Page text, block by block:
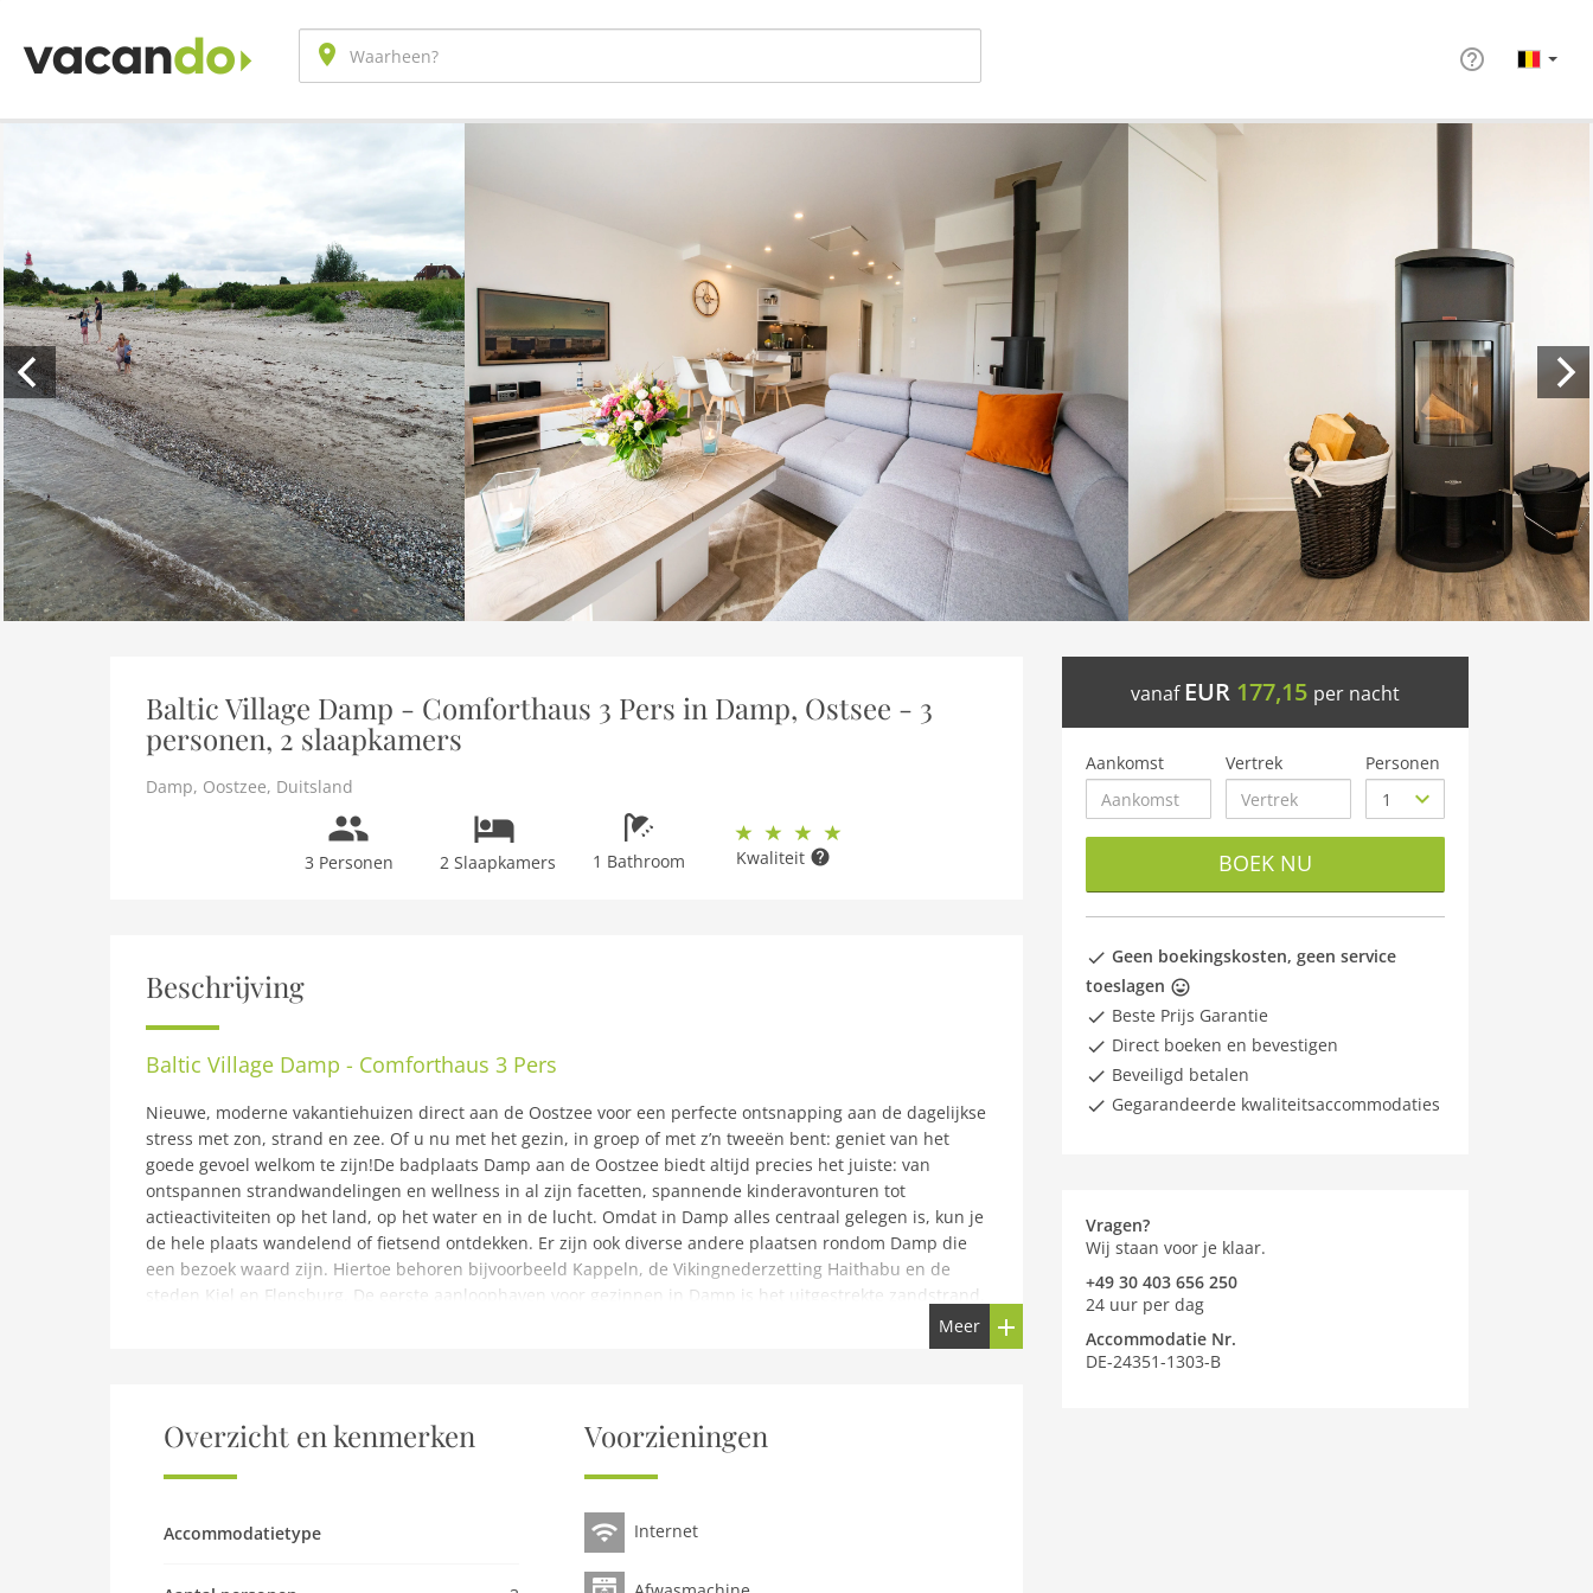
Baltic Village Damp - Comforthaus 3 Pers in Damp, Ostsee - 3
personen, 2 slaapkamers
Damp, Oostzee, Duitsland
3 Personen 2 Slaapkamers 1 Bathroom Kwaliteit
Beschrijving
Baltic Village Damp - Comforthaus 3 Pers
Nieuwe, moderne vakantiehuizen direct aan de Oostzee voor een perfecte ontsnapping aan de dagelijkse
stress met zon, strand en zee. Of u nu met het gezin, in groep of met z’n tweeën bent: geniet van het
goede gevoel welkom te zijn!De badplaats Damp aan de Oostzee biedt altijd precies het juiste: van
ontspannen strandwandelingen en wellness in al zijn facetten, spannende kinderavonturen tot
actieactiviteiten op het land, op het water en in de lucht. Omdat in Damp alles centraal gelegen is, kun je
de hele plaats wandelend of fietsend ontdekken. Er zijn ook diverse andere plaatsen rondom Damp die
een bezoek waard zijn. Hiertoe behoren bijvoorbeeld Kappeln, de Vikingnederzetting Haithabu en de
steden Kiel en Flensburg. De eerste aanloophaven voor gezinnen in Damp is het uitgestrekte zandstrand.
Hier kunnen de kinderen naar hartenlust in het zand graven en met de golven zwemmen, terwijl hun
ouders het zich gemakkelijk maken in het zand of in een strandstoel. Direct aan het strand bevindt zich
verveling geen probleem met binnen- en buitenzwembaden, glijbanen voor alle leeftijden en een
noorderlichtshow. Värmland – het eerste zweethutdorp in bikini en zwembroek in Duitsland – nodigt u
ook uit om te ontspannen in verschillende sauna's. Direct naast het ontdekkingsbad kunt u een “rustig
van verbruik, eindschoonmaak. Waspakketten en parkeerplaats vlakbij het vakantiehuis.Opvang voor
kinderen van 6 tot 12 jaar tijdens de schoolvakanties van 17.00 tot 20.00 uur (dinsdag, donderdag en
zaterdag).Belangrijke opmerking: Op aanvraag kan een hond worden geboekt (kosten ter plaatse: EUR 20
Meer
Overzicht en kenmerken
Accommodatietype
Voorzieningen
Internet
vanafEUR 177,15 per nacht
Aankomst Vertrek Personen
BOEK NU
Geen boekingskosten, geen service
toeslagen
Beste Prijs Garantie
Direct boeken en bevestigen
Beveiligd betalen
Gegarandeerde kwaliteitsaccommodaties
Vragen?
Wij staan voor je klaar.
+49 30 403 656 250
24 uur per dag
Accommodatie Nr.
DE-24351-1303-B